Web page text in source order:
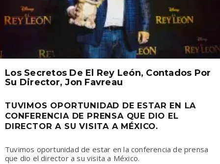
Los Secretos De El Rey León, Contados Por
Su Director, Jon Favreau
TUVIMOS OPORTUNIDAD DE ESTAR EN LA
CONFERENCIA DE PRENSA QUE DIO EL
DIRECTOR A SU VISITA A MÉXICO.
Tuvimos oportunidad de estar en la conferencia de prensa
que dio el director a su visita a México.